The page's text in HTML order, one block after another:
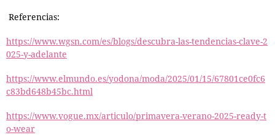
Referencias:
https://www.wgsn.com/es/blogs/descubra-las-tendencias-clave-2
025-y-adelante
https://www.elmundo.es/yodona/moda/2025/01/15/67801ce0fc6
c83bd648b45bc.html
https://www.vogue.mx/articulo/primavera-verano-2025-ready-t
o-wear